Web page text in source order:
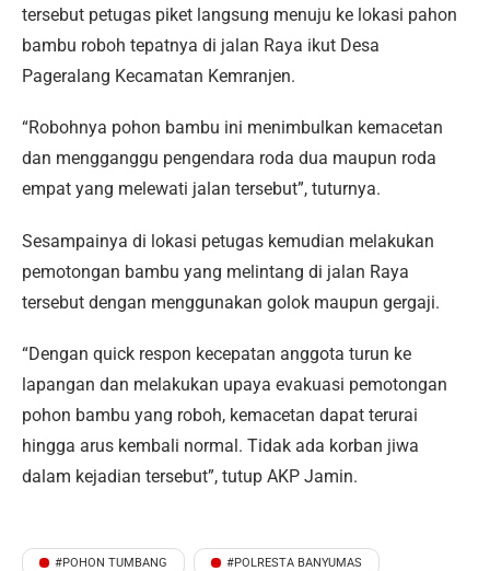
tersebut petugas piket langsung menuju ke lokasi pahon
bambu roboh tepatnya di jalan Raya ikut Desa
Pageralang Kecamatan Kemranjen.
“Robohnya pohon bambu ini menimbulkan kemacetan
dan mengganggu pengendara roda dua maupun roda
empat yang melewati jalan tersebut”, tuturnya.
Sesampainya di lokasi petugas kemudian melakukan
pemotongan bambu yang melintang di jalan Raya
tersebut dengan menggunakan golok maupun gergaji.
“Dengan quick respon kecepatan anggota turun ke
lapangan dan melakukan upaya evakuasi pemotongan
pohon bambu yang roboh, kemacetan dapat terurai
hingga arus kembali normal. Tidak ada korban jiwa
dalam kejadian tersebut”, tutup AKP Jamin.
#POHON TUMBANG #POLRESTA BANYUMAS